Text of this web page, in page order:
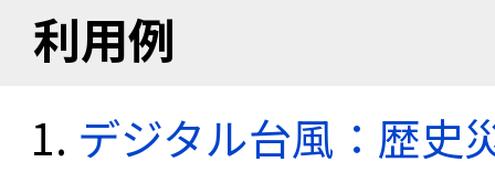
利用例
デジタル台風：歴史